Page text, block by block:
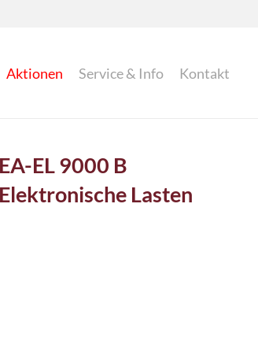
Aktionen Service & Info Kontakt
EA-EL 9000 B
Elektronische Lasten